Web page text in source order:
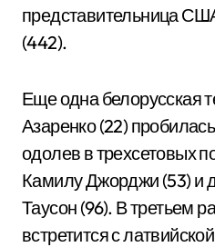
представительница
(442).
Еще одна белорусская
Азаренко (22)
одолев в трехсетовых
Камилу Джорджи (53) и
Таусон (96). В третьем
встретится с